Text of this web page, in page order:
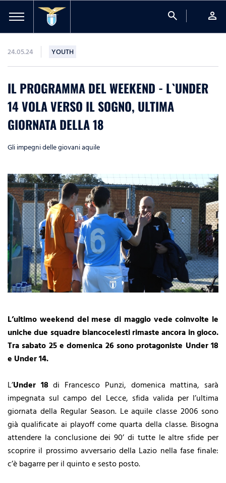
search person
24.05.24 YOUTH
IL PROGRAMMA DEL WEEKEND - L`UNDER
14 VOLA VERSO IL SOGNO, ULTIMA
GIORNATA DELLA 18
Gli impegni delle giovani aquile
L’ultimo weekend del mese di maggio vede coinvolte le
uniche due squadre biancocelesti rimaste ancora in gioco.
Tra sabato 25 e domenica 26 sono protagoniste Under 18
e Under 14.
L’Under 18di Francesco Punzi, domenica mattina, sarà
impegnata sul campo del Lecce, sfida valida per l’ultima
giornata della Regular Season. Le aquile classe 2006 sono
già qualificate ai playoff come quarta della classe. Bisogna
attendere la conclusione dei 90’ di tutte le altre sfide per
scoprire il prossimo avversario della Lazio nella fase finale:
c’è bagarre per il quinto e sesto posto.